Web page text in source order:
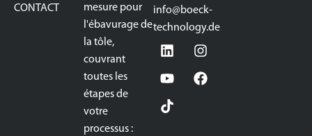
CONTACT
mesure pour
l'ébavurage de
la tôle,
couvrant
toutes les
étapes de
votre
processus :
info@boeck-
technology.de